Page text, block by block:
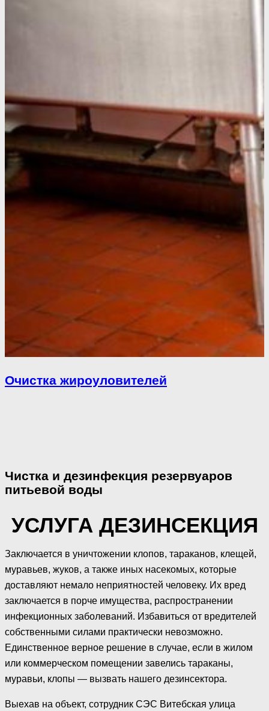
Очистка жироуловителей
Чистка и дезинфекция резервуаров
питьевой воды
УСЛУГА ДЕЗИНСЕКЦИЯ
Заключается в уничтожении клопов, тараканов, клещей,
муравьев, жуков, а также иных насекомых, которые
доставляют немало неприятностей человеку. Их вред
заключается в порче имущества, распространении
инфекционных заболеваний. Избавиться от вредителей
собственными силами практически невозможно.
Единственное верное решение в случае, если в жилом
или коммерческом помещении завелись тараканы,
муравьи, клопы — вызвать нашего дезинсектора.
Выехав на объект, сотрудник СЭС Витебская улица